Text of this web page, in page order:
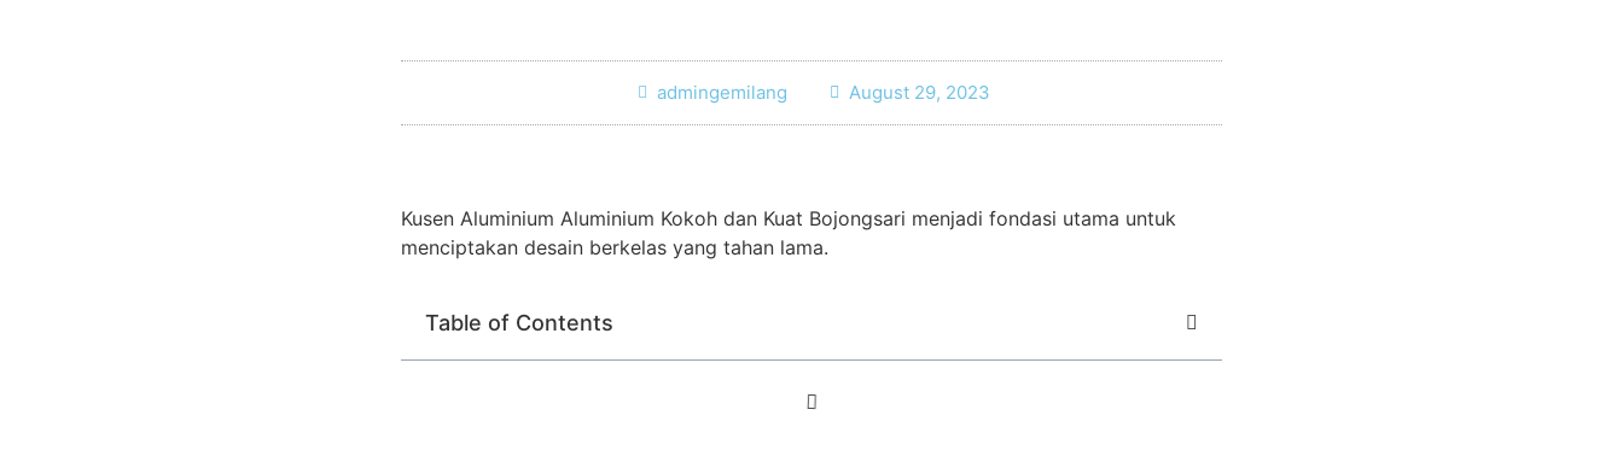
admingemilang August 29, 2023
Kusen Aluminium Aluminium Kokoh dan Kuat Bojongsari menjadi fondasi utama untuk
menciptakan desain berkelas yang tahan lama.
Table of Contents